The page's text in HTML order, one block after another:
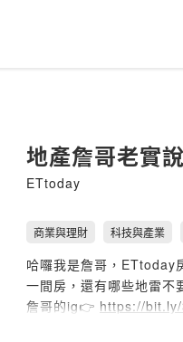
地產詹哥老實說
ETtoday
商業與理財 科技與產業
哈囉我是詹哥，ETtoday
一間房，還有哪些地雷不
詹哥的ig👉 https://bit.ly/